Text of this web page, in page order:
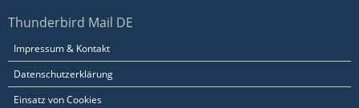
Thunderbird Mail DE
Impressum & Kontakt
Datenschutzerklärung
Einsatz von Cookies